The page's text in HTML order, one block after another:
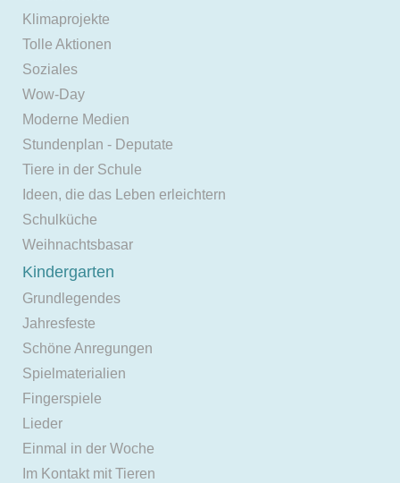
Klimaprojekte
Tolle Aktionen
Soziales
Wow-Day
Moderne Medien
Stundenplan - Deputate
Tiere in der Schule
Ideen, die das Leben erleichtern
Schulküche
Weihnachtsbasar
Kindergarten
Grundlegendes
Jahresfeste
Schöne Anregungen
Spielmaterialien
Fingerspiele
Lieder
Einmal in der Woche
Im Kontakt mit Tieren